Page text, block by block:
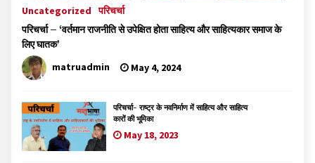
Uncategorized
परिचर्चा
परिचर्चा – ‘वर्तमान राजनीति से उपेक्षित होता साहित्य और साहित्यकार समाज के
लिए घातक’
matruadmin
May 4, 2024
परिचर्चा- राष्ट्र के नवनिर्माण में साहित्य और साहित्य
कारों की भूमिका
May 18, 2023